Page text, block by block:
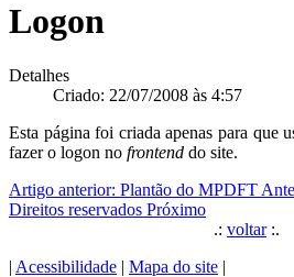
Logon
Detalhes
Criado: 22/07/2008 às 4:57
Esta página foi criada apenas para que
fazer o logon no frontend do site.
Artigo anterior: Plantão do MPDFT
Direitos reservados Próximo
.: voltar:.
| Acessibilidade | Mapa do site |